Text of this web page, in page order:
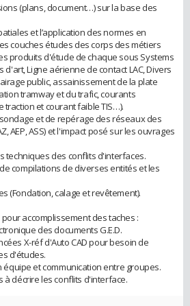
(plans, document…) sur la base des
et l’application des normes en
couches études des corps des métiers
produits d'étude de chaque sous Systems
Ligne aérienne de contact LAC, Divers
public, assainissement de la plate
tramway et du trafic, courants
et courant faible TIS…).
et de repérage des réseaux des
AEP, ASS) et l'impact posé sur les ouvrages
techniques des conflits d'interfaces.
compilations de diverses entités et les
(Fondation, calage et revêtement).
accomplissement des taches :
des documents G.E.D.
X-réf d'Auto CAD pour besoin de
d'études.
équipe et communication entre groupes.
à décrire les conflits d'interface.